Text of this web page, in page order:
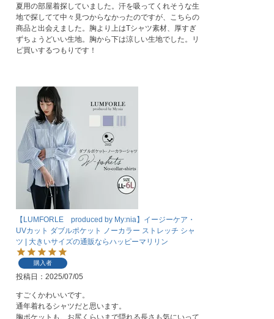
夏用の部屋着探していました。汗を吸ってくれそうな生
地で探してて中々見つからなかったのですが、こちらの
商品と出会えました。胸より上はTシャツ素材、厚すぎ
ずちょうどいい生地。胸から下は涼しい生地でした。リ
ピ買いするつもりです！
【LUMFORLE produced by My:nia】イージーケア・
UVカット ダブルポケット ノーカラー ストレッチ シャ
ツ | 大きいサイズの通販ならハッピーマリリン
購入者
投稿日 2025/07/05
すごくかわいいです。
通年着れるシャツだと思います。